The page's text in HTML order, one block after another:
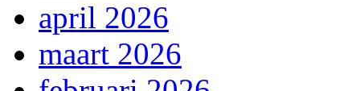
april 2026
maart 2026